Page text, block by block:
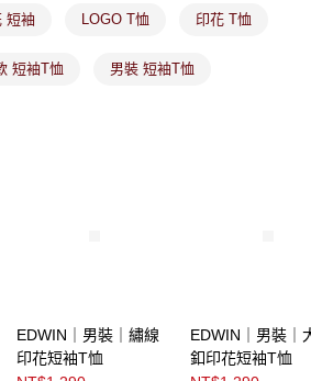
若仍有額度不足之情形，本公司將視審查結果
停止該用戶之使用額度並採取法律行動。
短袖 LOGO T恤 印花 T恤
短袖T恤 男裝 短袖T恤
EDWIN｜男裝｜繡線
印花短袖T恤
EDWIN｜男裝｜
釦印花短袖T恤